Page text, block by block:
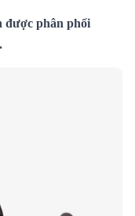
được phân phối